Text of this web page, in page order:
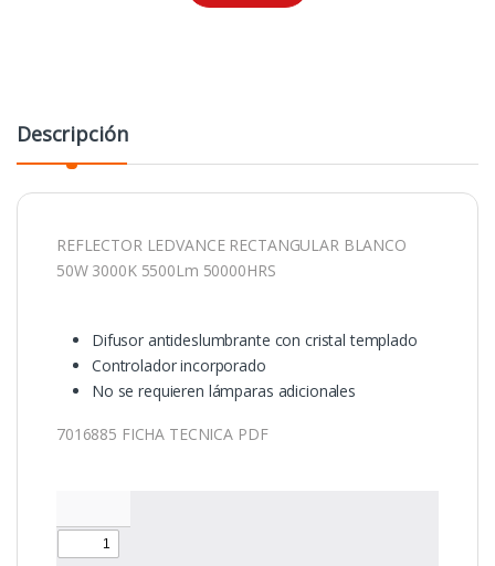
Descripción
REFLECTOR LEDVANCE RECTANGULAR BLANCO
50W 3000K 5500Lm 50000HRS
Difusor antideslumbrante con cristal templado
Controlador incorporado
No se requieren lámparas adicionales
7016885 FICHA TECNICA PDF